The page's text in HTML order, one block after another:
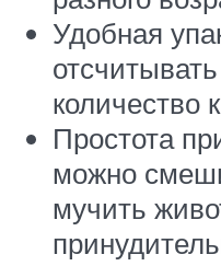
Удобная
количество
Простота
можно
мучить